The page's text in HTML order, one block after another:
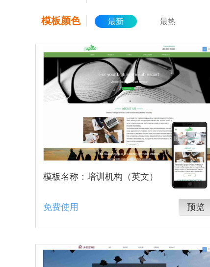
模板颜色 最新 最热
模板名称：培训机构（英文）
免费使用 预览